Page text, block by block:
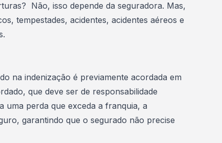
Não, isso depende da seguradora. Mas,
, tempestades, acidentes, acidentes aéreos e
na indenização é previamente acordada em
que deve ser de responsabilidade
uma perda que exceda a franquia, a
garantindo que o segurado não precise